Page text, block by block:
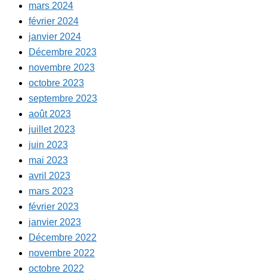
mars 2024
février 2024
janvier 2024
Décembre 2023
novembre 2023
octobre 2023
septembre 2023
août 2023
juillet 2023
juin 2023
mai 2023
avril 2023
mars 2023
février 2023
janvier 2023
Décembre 2022
novembre 2022
octobre 2022